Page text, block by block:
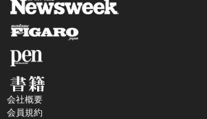
会社概要
会員規約